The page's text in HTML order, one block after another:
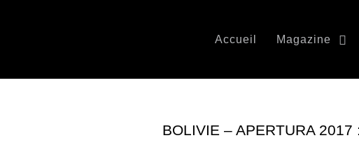
Accueil Magazine
BOLIVIE – APERTURA